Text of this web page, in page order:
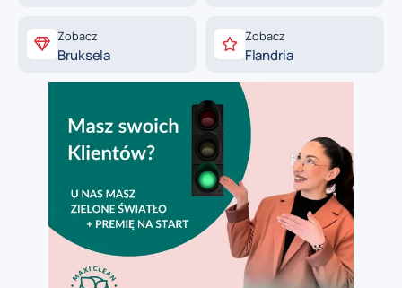
Zobacz
Bruksela
Zobacz
Flandria